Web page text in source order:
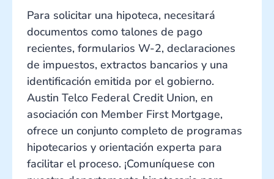
Para solicitar una hipoteca, necesitará
documentos como talones de pago
recientes, formularios W-2, declaraciones
de impuestos, extractos bancarios y una
identificación emitida por el gobierno.
Austin Telco Federal Credit Union, en
asociación con Member First Mortgage,
ofrece un conjunto completo de programas
hipotecarios y orientación experta para
facilitar el proceso. ¡Comuníquese con